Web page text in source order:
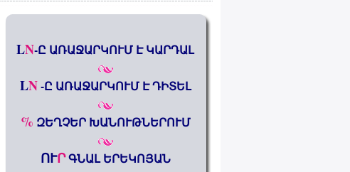
LN-Ը ԱՌԱՋԱՐԿՈՒՄ Է ԿԱՐԴԱԼ
LN-Ը ԱՌԱՋԱՐԿՈՒՄ Է ԴԻՏԵԼ
% ԶԵՂՉԵՐ ԽԱՆՈՒԹՆԵՐՈՒՄ
ՈՒՐԳՆԱԼ ԵՐԵԿՈՅԱՆ